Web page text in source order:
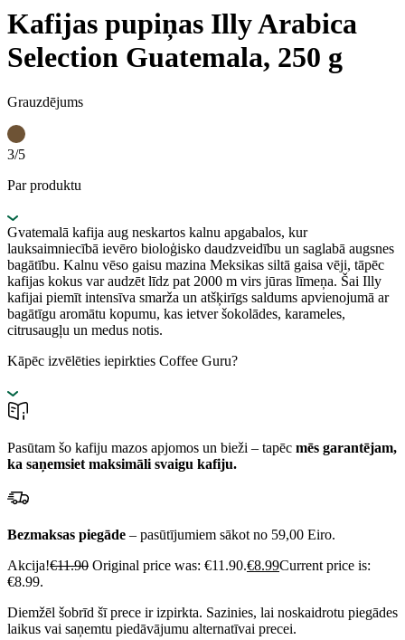
Kafijas pupiņas Illy Arabica
Selection Guatemala, 250 g
Grauzdējums
3/5
Par produktu
Gvatemalā kafija aug neskartos kalnu apgabalos, kur
lauksaimniecībā ievēro bioloģisko daudzveidību un saglabā augsnes
bagātību. Kalnu vēso gaisu mazina Meksikas siltā gaisa vēji, tāpēc
kafijas kokus var audzēt līdz pat 2000 m virs jūras līmeņa. Šai Illy
kafijai piemīt intensīva smarža un atšķirīgs saldums apvienojumā ar
bagātīgu aromātu kopumu, kas ietver šokolādes, karameles,
citrusaugļu un medus notis.
Kāpēc izvēlēties iepirkties Coffee Guru?
Pasūtam šo kafiju mazos apjomos un bieži – tapēc mēs garantējam,
ka saņemsiet maksimāli svaigu kafiju.
Bezmaksas piegāde – pasūtījumiem sākot no 59,00 Eiro.
Akcija!€11.90 Original price was: €11.90.€8.99Current price is:
€8.99.
Diemžēl šobrīd šī prece ir izpirkta. Sazinies, lai noskaidrotu piegādes
laikus vai saņemtu piedāvājumu alternatīvai precei.